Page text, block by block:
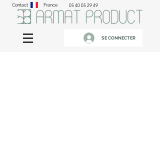
Contact France 05 40 05 29 49
SE CONNECTER